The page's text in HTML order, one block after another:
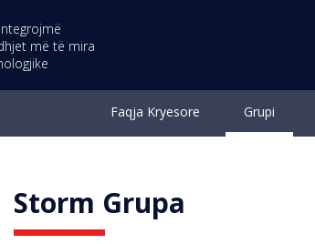
më të mira
Faqja Kryesore Grupi
Storm Grupa